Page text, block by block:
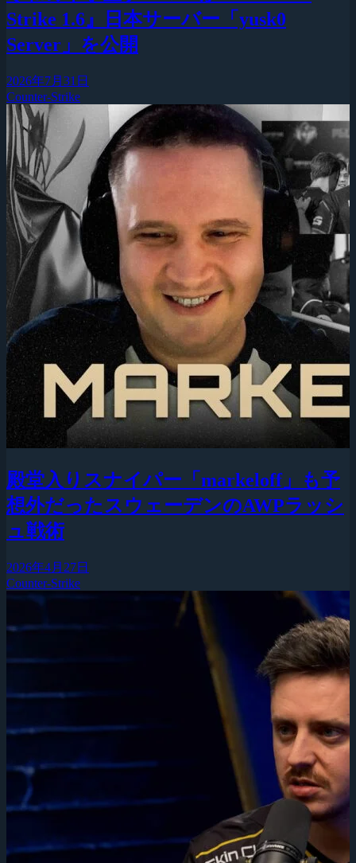
Strike 1.6』日本サーバー「yusk0
Server」を公開
2026年7月31日
Counter-Strike
殿堂入りスナイパー「markeloff」も予
想外だったスウェーデンのAWPラッシ
ュ戦術
2026年4月27日
Counter-Strike